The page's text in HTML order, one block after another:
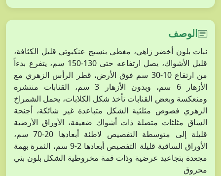
الوصف
نبات بلون أخضر زاهي، مغطى بنسيج عنكبوتي قليل الكثافة،
قليل الأشواك، يصل ارتفاعه حتى 130-150 سم، يتفرع بدءاً
من ارتفاع 10-30 سم فوق الأرض، قطر الرأس الزهري مع
الأزهار 6 سم، وبدون الأزهار 3 سم، القنابات منتشرة
ومنعكسة وبعض القنابات تأخذ شكل الكلابات، يحمل الشمراخ
الزهري فصوص مثلثية الشكل متباعدة غير شائكة، أجنحة
الساق مثلثات متصلة ذات أشواك ضعيفة، الأوراق الأرضية
قليلة إلى متوسطة التفصيص لاطئة أبعادها 20-70 سم،
الأوراق الساقية قليلة التفصيص أبعادها 2-9 سم، الثمرة بهمة
مجعدة بتجاعيد عرضية وذات قمة مخروطية الشكل بلون بني
محروق